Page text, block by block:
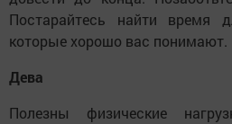
Постарайтесь найти время
которые хорошо вас понимают.
Дева
Полезны физические